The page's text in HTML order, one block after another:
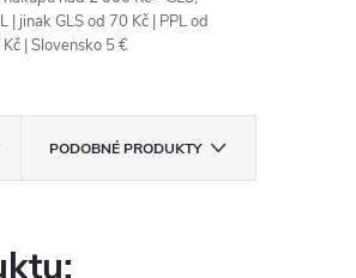
| jinak GLS od 70 Kč | PPL od
| Slovensko 5 €
PODOBNÉ PRODUKTY